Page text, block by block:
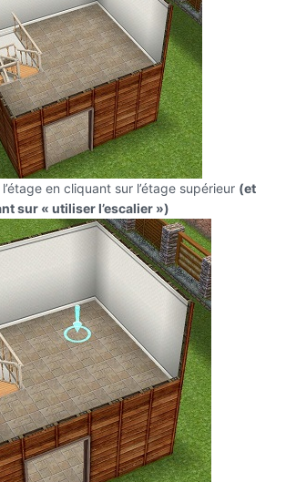
en cliquant sur l’étage supérieur (et
sur « utiliser l’escalier »)